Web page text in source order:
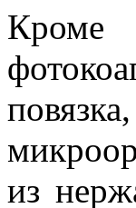
Кроме
из